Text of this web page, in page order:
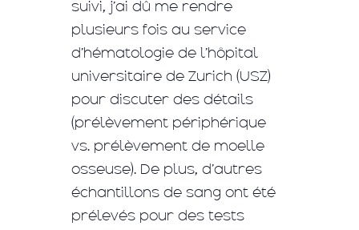
suivi, j’ai dû me rendre
plusieurs fois au service
d’hématologie de l’hôpital
universitaire de Zurich (USZ)
pour discuter des détails
(prélèvement périphérique
vs. prélèvement de moelle
osseuse). De plus, d’autres
échantillons de sang ont été
prélevés pour des tests